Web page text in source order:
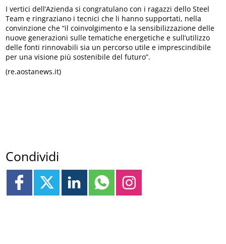
I vertici dell’Azienda si congratulano con i ragazzi dello Steel
Team e ringraziano i tecnici che li hanno supportati, nella
convinzione che “il coinvolgimento e la sensibilizzazione delle
nuove generazioni sulle tematiche energetiche e sull’utilizzo
delle fonti rinnovabili sia un percorso utile e imprescindibile
per una visione più sostenibile del futuro”.
(re.aostanews.it)
Condividi